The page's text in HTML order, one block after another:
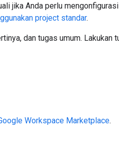
jika Anda perlu
project standar.
dan tugas umum. Lakukan
Workspace Marketplace.